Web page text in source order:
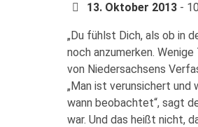
13. Oktober 2013 -
„Du fühlst Dich, als ob in
noch anzumerken.
von Niedersachsens
„Man ist verunsichert und
wann beobachtet“, sagt
war. Und das heißt nicht,